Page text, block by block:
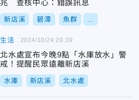
兆 查核中心：錯誤訊息
新店溪 碧潭 魚群
生活
北水處宣布今晚9點「水庫放水」警
戒！提醒民眾遠離新店溪
水庫 新店溪 北水處
2024/10/24 20:39